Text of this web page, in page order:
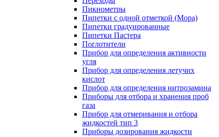
Пикнометры
Пипетки с одной отметкой (Мора)
Пипетки градуированные
Пипетки Пастера
Поглотители
Прибор для определения активности
угля
Прибор для определения летучих
кислот
Прибор для определения нитрозамина
Приборы для отбора и хранения проб
газа
Прибор для отмеривания и отбора
жидкостей тип 3
Приборы дозирования жидкости